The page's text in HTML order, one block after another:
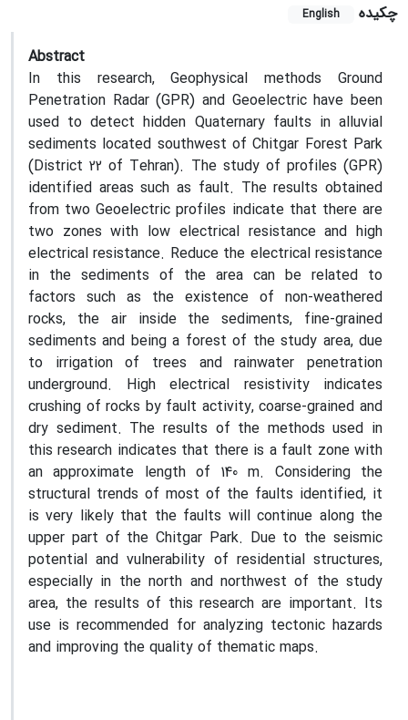
چکیده
English
Abstract
In this research, Geophysical methods Ground
Penetration Radar (GPR) and Geoelectric have been
used to detect hidden Quaternary faults in alluvial
sediments located southwest of Chitgar Forest Park
(District 22 of Tehran). The study of profiles (GPR)
identified areas such as fault. The results obtained
from two Geoelectric profiles indicate that there are
two zones with low electrical resistance and high
electrical resistance. Reduce the electrical resistance
in the sediments of the area can be related to
factors such as the existence of non-weathered
rocks, the air inside the sediments, fine-grained
sediments and being a forest of the study area, due
to irrigation of trees and rainwater penetration
underground. High electrical resistivity indicates
crushing of rocks by fault activity, coarse-grained and
dry sediment. The results of the methods used in
this research indicates that there is a fault zone with
an approximate length of 140 m. Considering the
structural trends of most of the faults identified, it
is very likely that the faults will continue along the
upper part of the Chitgar Park. Due to the seismic
potential and vulnerability of residential structures,
especially in the north and northwest of the study
area, the results of this research are important. Its
use is recommended for analyzing tectonic hazards
and improving the quality of thematic maps.